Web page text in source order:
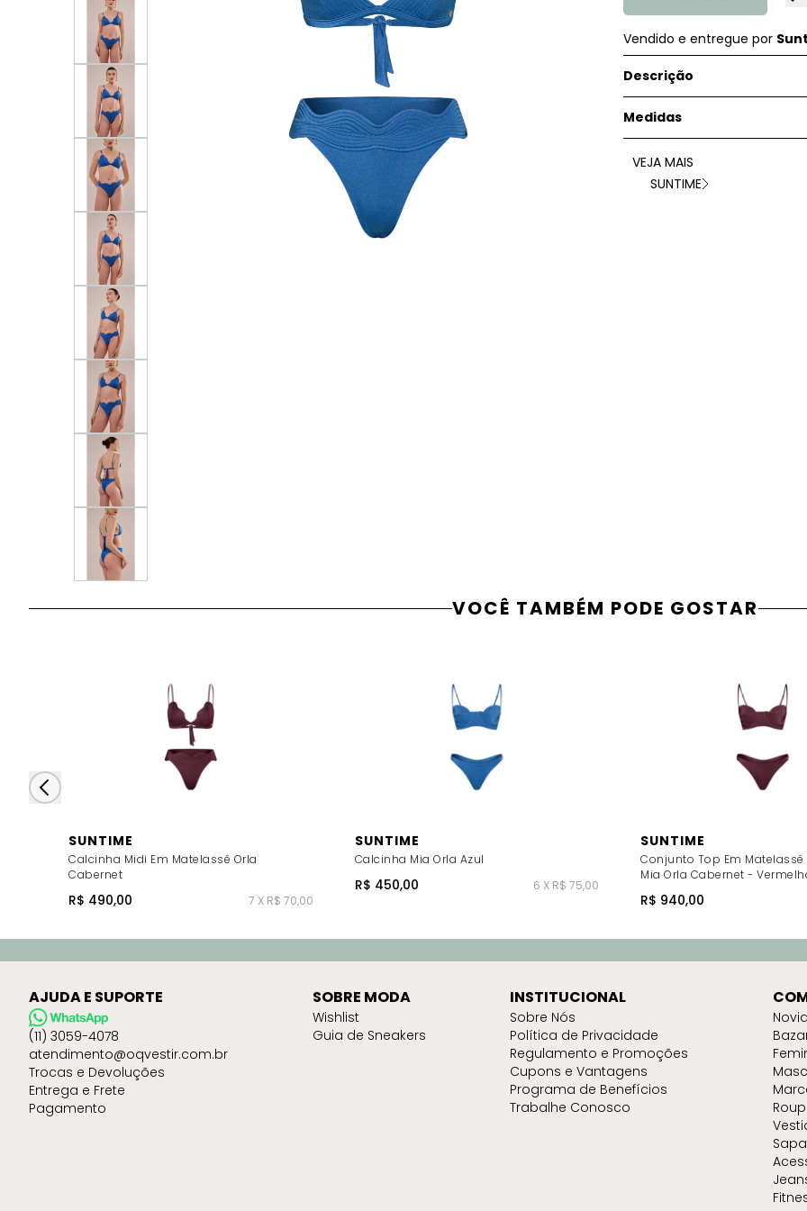
Vendido e entregue por
Descrição
Medidas
VEJA MAIS
SUNTIME
VOCÊ TAMBÉM PODE GOSTAR
SUNTIME
Calcinha Midi Em Matelassê Orla
Cabernet
R$ 490,00 7 X R$ 70,00
SUNTIME
Calcinha Mia Orla Azul
R$ 450,00 6 X R$ 75,00
SUNTIME
Conjunto Top Em Matelassê
Mia Orla Cabernet -
R$ 940,00
AJUDA E SUPORTE
(11) 3059-4078
atendimento@oqvestir.com.br
Trocas e Devoluções
Entrega e Frete
Pagamento
SOBRE MODA
Wishlist
Guia de Sneakers
INSTITUCIONAL
Sobre Nós
Política de Privacidade
Regulamento e Promoções
Cupons e Vantagens
Programa de Benefícios
Trabalhe Conosco